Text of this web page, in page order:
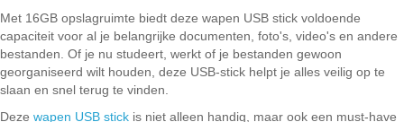
Met 16GB opslagruimte biedt deze wapen USB stick voldoende
capaciteit voor al je belangrijke documenten, foto's, video's en andere
bestanden. Of je nu studeert, werkt of je bestanden gewoon
georganiseerd wilt houden, deze USB-stick helpt je alles veilig op te
slaan en snel terug te vinden.
Deze wapen USB stick is niet alleen handig, maar ook een must-have